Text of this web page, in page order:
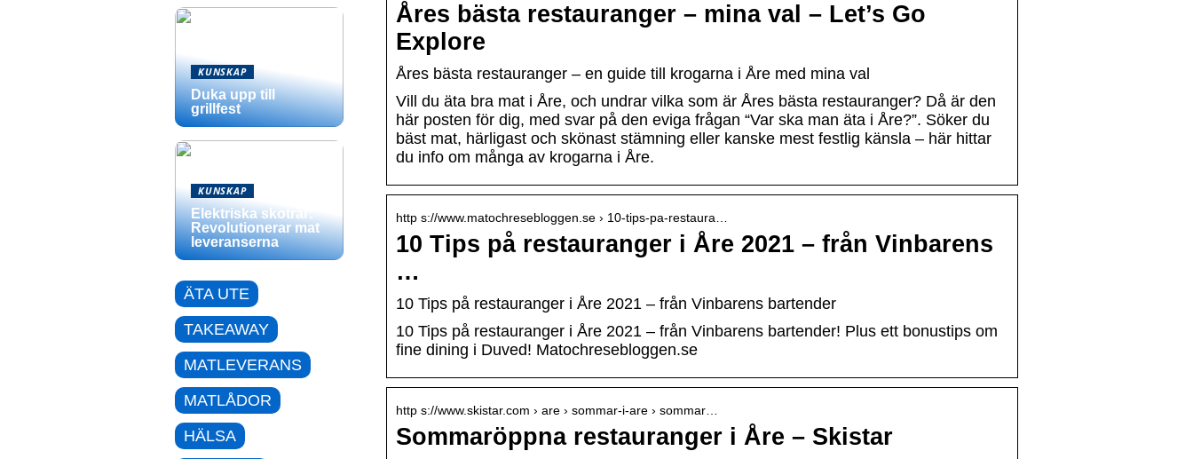
Åres bästa restauranger – mina val – Let’s Go
Explore
Åres bästa restauranger – en guide till krogarna i Åre med mina val
Vill du äta bra mat i Åre, och undrar vilka som är Åres bästa restauranger? Då är den
här posten för dig, med svar på den eviga frågan “Var ska man äta i Åre?”. Söker du
bäst mat, härligast och skönast stämning eller kanske mest festlig känsla – här hittar
du info om många av krogarna i Åre.
http s://www.matochresebloggen.se › 10-tips-pa-restaura…
10 Tips på restauranger i Åre 2021 – från Vinbarens
…
10 Tips på restauranger i Åre 2021 – från Vinbarens bartender
10 Tips på restauranger i Åre 2021 – från Vinbarens bartender! Plus ett bonustips om
fine dining i Duved! Matochresebloggen.se
http s://www.skistar.com › are › sommar-i-are › sommar…
Sommaröppna restauranger i Åre – Skistar
KUNSKAP
Duka upp till
grillfest
KUNSKAP
Elektriska skotrar:
Revolutionerar mat
leveranserna
ÄTA UTE
TAKEAWAY
MATLEVERANS
MATLÅDOR
HÄLSA